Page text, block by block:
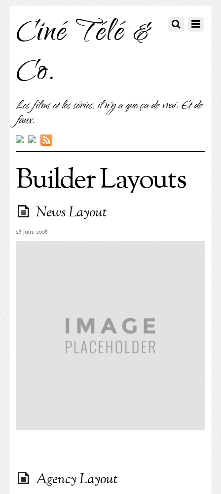
Ciné Télé &
Co.
Les films et les séries, il n'y a que ça de vrai. Et de
faux.
Builder Layouts
News Layout
28 Juin. 2008
Agency Layout